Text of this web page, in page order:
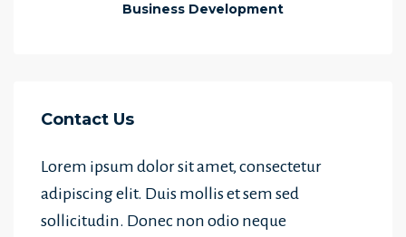
Business Development
Contact Us
Lorem ipsum dolor sit amet, consectetur
adipiscing elit. Duis mollis et sem sed
sollicitudin. Donec non odio neque